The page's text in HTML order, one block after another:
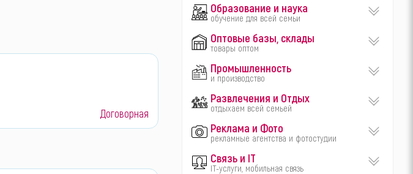
Договорная
Образование и наука
обучение для всей семьи
Оптовые базы, склады
товары оптом
Промышленность
и производство
Развлечения и Отдых
отдыхаем всей семьей
Реклама и Фото
рекламные агентства и фотостудии
Связь и IT
IT-услуги, мобильная связь